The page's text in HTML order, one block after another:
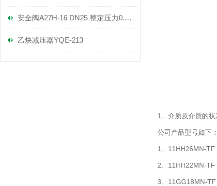
安全阀A27H-16 DN25 整定压力0.3-0.7MPA
乙炔减压器YQE-213
1、介质及介质的
公司产品型号如下
1、11HH26MN-TF
2、11HH22MN-TF
3、11GG18MN-TF